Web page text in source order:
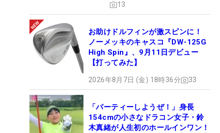
13
お助けドルフィンが激スピンに！
ノーメッキのキャスコ『DW-125G
High Spin』、9月11日デビュー
【打ってみた】
2026年8月7日 (金) 18時36分 33
「パーティーしようぜ！」身長
154cmの小さなドラコン女子・鈴
木真緒が人生初のホールインワン！